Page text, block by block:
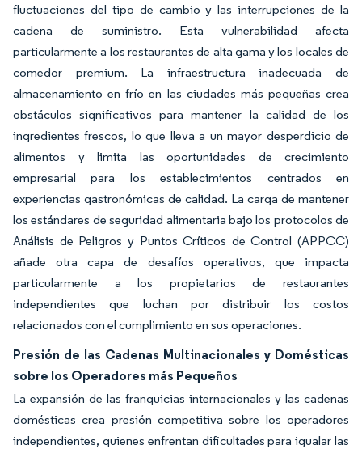
fluctuaciones del tipo de cambio y las interrupciones de la
cadena de suministro. Esta vulnerabilidad afecta
particularmente a los restaurantes de alta gama y los locales de
comedor premium. La infraestructura inadecuada de
almacenamiento en frío en las ciudades más pequeñas crea
obstáculos significativos para mantener la calidad de los
ingredientes frescos, lo que lleva a un mayor desperdicio de
alimentos y limita las oportunidades de crecimiento
empresarial para los establecimientos centrados en
experiencias gastronómicas de calidad. La carga de mantener
los estándares de seguridad alimentaria bajo los protocolos de
Análisis de Peligros y Puntos Críticos de Control (APPCC)
añade otra capa de desafíos operativos, que impacta
particularmente a los propietarios de restaurantes
independientes que luchan por distribuir los costos
relacionados con el cumplimiento en sus operaciones.
Presión de las Cadenas Multinacionales y Domésticas
sobre los Operadores más Pequeños
La expansión de las franquicias internacionales y las cadenas
domésticas crea presión competitiva sobre los operadores
independientes, quienes enfrentan dificultades para igualar las